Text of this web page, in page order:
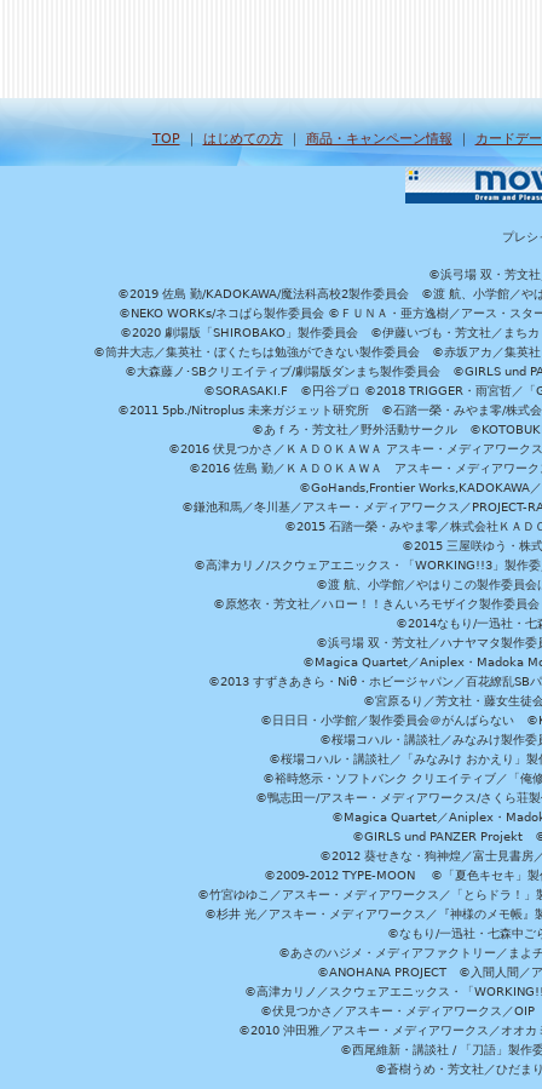
TOP｜ はじめての方｜ 商品・キャンペーン情報 ｜ カードデ
プレシ
©浜弓場 双・芳文社
©2019 佐島 勤/KADOKAWA/魔法科高校2製作委員会 ©渡 航、小学館／や
©NEKO WORKs/ネコぱら製作委員会 ©ＦＵＮＡ・亜方逸樹／アース・ス
©2020 劇場版「SHIROBAKO」製作委員会 ©伊藤いづも・芳文社／まち
©筒井大志／集英社・ぼくたちは勉強ができない製作委員会 ©赤坂アカ／集英
©大森藤ノ･SBクリエイティブ/劇場版ダンまち製作委員会 ©GIRLS und
©SORASAKI.F ©円谷プロ ©2018 TRIGGER・雨宮哲／
©2011 5pb./Nitroplus 未来ガジェット研究所 ©石踏一榮・みやま零/株式
©あｆろ・芳文社／野外活動サークル
©2016 伏見つかさ／ＫＡＤＯＫＡＷＡ アスキー・メディアワー
©2016 佐島 勤／ＫＡＤＯＫＡＷＡ アスキー・メディアワ
©GoHands,Frontier Works,KADOKAWA
©鎌池和馬／冬川基／アスキー・メディアワークス／
©2015 石踏一榮・みやま零／株式会社ＫＡＤ
©2015 三屋咲ゆう・株
©高津カリノ/スクウェアエニックス・「WORKING!!3」製作
©渡 航、小学館／やはりこの製作委員
©原悠衣・芳文社／ハロー！！きんいろモザイク製作委員
©2014なもり/一迅社・
©浜弓場 双・芳文社／ハナヤマタ製作
©Magica Quartet／Aniplex・Madoka
©2013 すずきあきら・Niθ・ホビージャパン／百花繚乱
©宮原るり／芳文社・藤女生徒
©日日日・小学館／製作委員会＠がんばらない
©桜場コハル・講談社／みなみけ製作
©桜場コハル・講談社／「みなみけ おかえり」
©裕時悠示・ソフトバンク クリエイティブ／「
©鴨志田一/アスキー・メディアワークス/さく
©Magica Quartet／Aniplex・
©GIRLS und PANZER Projekt ©
©2012 葵せきな・狗神煌／富士見書
©2009-2012 TYPE-MOON ©「夏色キセキ」製
©竹宮ゆゆこ／アスキー・メディアワークス／「とらドラ！
©杉井 光／アスキー・メディアワークス／『神様のメモ帳
©なもり/一迅社・七森中
©あさのハジメ・メディアファクトリー／ま
©ANOHANA PROJECT ©入間人間／ア
©高津カリノ／スクウェアエニックス・「
©伏見つかさ／アスキー・メディアワークス／
©2010 沖田雅／アスキー・メディアワークス／オオ
©西尾維新・講談社 / 「刀語」製作
©蒼樹うめ・芳文社／ひだま